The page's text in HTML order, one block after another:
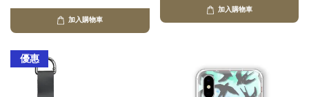
加入購物車
加入購物車
優惠